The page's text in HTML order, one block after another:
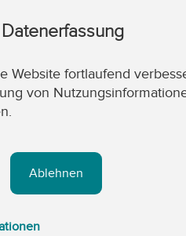
Website fortlaufend
von
Ablehnen